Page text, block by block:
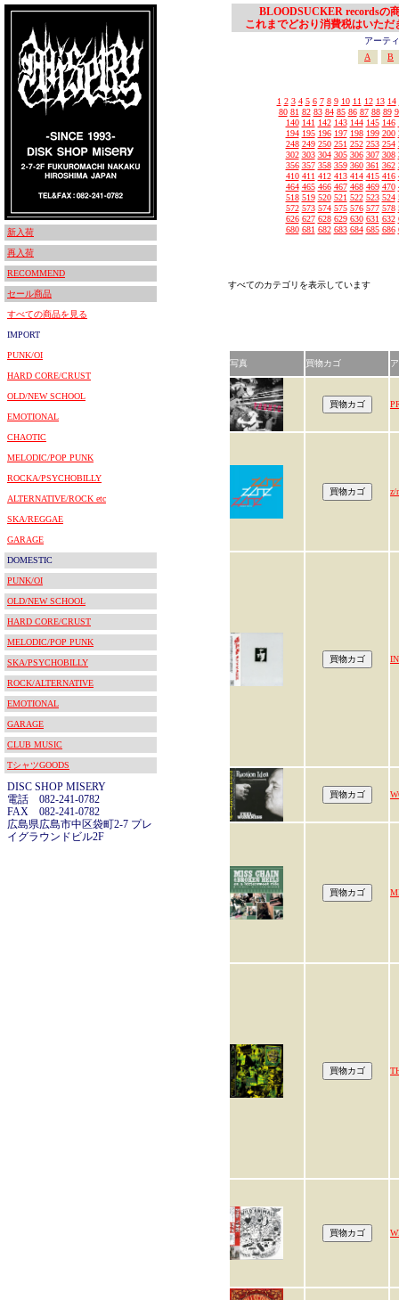
新入荷
再入荷
RECOMMEND
セール商品
すべての商品を見る
IMPORT
PUNK/OI
HARD CORE/CRUST
OLD/NEW SCHOOL
EMOTIONAL
CHAOTIC
MELODIC/POP PUNK
ROCKA/PSYCHOBILLY
ALTERNATIVE/ROCK etc
SKA/REGGAE
GARAGE
DOMESTIC
PUNK/OI
OLD/NEW SCHOOL
HARD CORE/CRUST
MELODIC/POP PUNK
SKA/PSYCHOBILLY
ROCK/ALTERNATIVE
EMOTIONAL
GARAGE
CLUB MUSIC
TシャツGOODS
DISC SHOP MISERY
電話 082-241-0782
FAX 082-241-0782
広島県広島市中区袋町2-7 プレ
イグラウンドビル2F
BLOODSUCKER recordsの
これまでどおり消費税はいただ
アーテ
A
B
1 2 3 4 5 6 7 8 9 10 11 12 13 14
80 81 82 83 84 85 86 87 88 89
140 141 142 143 144 145 146
194 195 196 197 198 199 200
248 249 250 251 252 253 254
302 303 304 305 306 307 308
356 357 358 359 360 361 362
410 411 412 413 414 415 416
464 465 466 467 468 469 470
518 519 520 521 522 523 524
572 573 574 575 576 577 578
626 627 628 629 630 631 632
680 681 682 683 684 685 686
すべてのカテゴリを表示しています
写真 買物カゴ
z/